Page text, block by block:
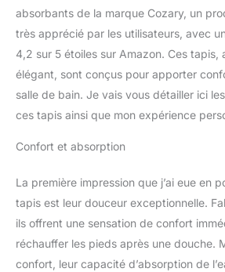
des autres
17 x 24 +
forme U 61
Dessous
utilisons le
déraper,
et votre
glissement
de bain.
d'autres
supports
absorbants de la marque Cozary, un
très apprécié par les utilisateurs, avec
4,2 sur 5 étoiles sur Amazon. Ces tapis,
élégant, sont conçus pour apporter
salle de bain. Je vais vous détailler ici
ces tapis ainsi que mon expérience
Confort et absorption
La première impression que j’ai eue en
tapis est leur douceur exceptionnelle.
ils offrent une sensation de confort
réchauffer les pieds après une douche.
confort, leur capacité d’absorption de